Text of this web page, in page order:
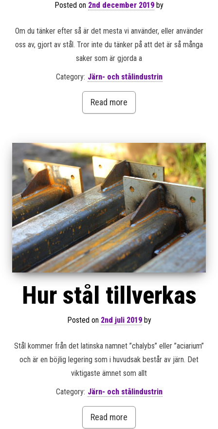
Posted on 2nd december 2019 by
Om du tänker efter så är det mesta vi använder, eller använder
oss av, gjort av stål. Tror inte du tänker på att det är så många
saker som är gjorda a
Category: Järn- och stålindustrin
Read more
Hur stål tillverkas
Posted on 2nd juli 2019by
Stål kommer från det latinska namnet ”chalybs” eller ”aciarium”
och är en böjlig legering som i huvudsak består av järn. Det
viktigaste ämnet som allt
Category: Järn- och stålindustrin
Read more